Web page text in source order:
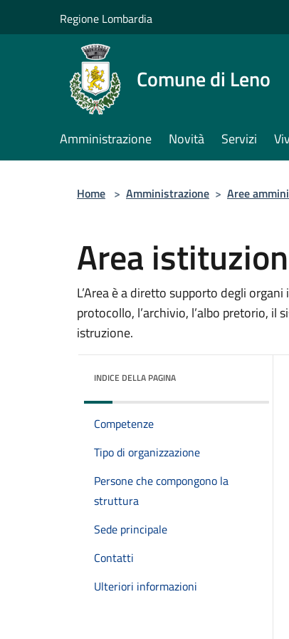
Regione Lombardia
Comune di Leno
Amministrazione Novità Servizi
Home > Amministrazione > Aree
Area
L’Area è a diretto supporto degli
protocollo, l’archivio, l’albo pretorio, il
istruzione.
INDICE DELLA PAGINA
Competenze
Tipo di organizzazione
Persone che compongono la
struttura
Sede principale
Contatti
Ulteriori informazioni